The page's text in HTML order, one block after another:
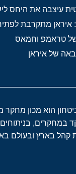
עיצבה את היחס
מתקרבת
טראמפ וחמאס
של איראן
הוא מכון
במחקרים,
בארץ ובעולם